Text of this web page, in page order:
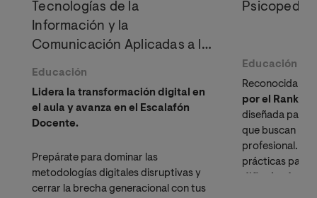
Tecnologías de la
Información y la
Comunicación Aplicadas a la
Educación
Educación
Lidera la transformación digital en
el aula y avanza en el Escalafón
Docente.
Prepárate para dominar las
metodologías digitales disruptivas y
cerrar la brecha generacional con tus
Educación
Reconocida en
por el
diseñada para
que buscan
profesional.
prácticas para